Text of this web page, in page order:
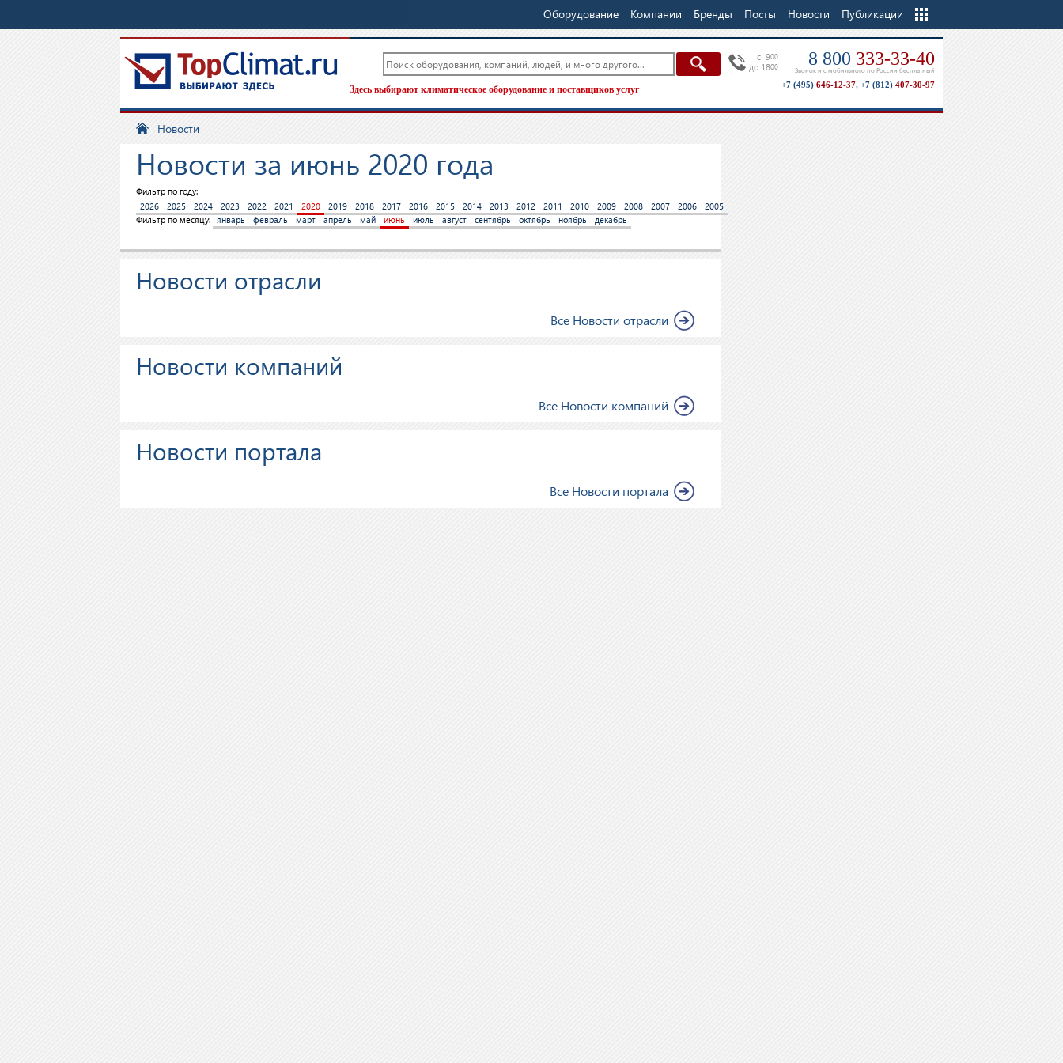
Оборудование Компании Бренды Посты Новости Публикации
Еще
c 900
до 1800 8 800 333-33-40
Звонок и с мобильного по России бесплатный
+7 (495) 646-12-37, +7 (812) 407-30-97
Здесь выбирают климатическое оборудование и поставщиков услуг
Новости
Новости за июнь 2020 года
Фильтр по году:
2026
2025 2024 2023 2022 2021 2020 2019 2018 2017 2016 2015 2014 2013 2012 2011 2010 2009 2008 2007 2006
2005
Фильтр по месяцу:
январь февраль март апрель май июнь июль август сентябрь октябрь ноябрь декабрь
Новости отрасли
Все Новости отрасли
Новости компаний
Все Новости компаний
Новости портала
Все Новости портала